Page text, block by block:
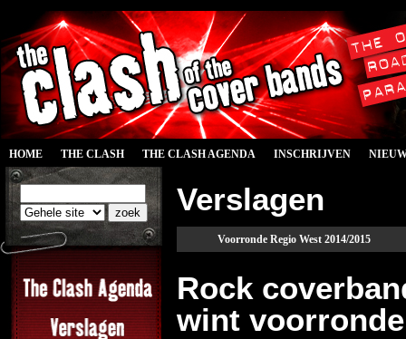
HOME THE CLASH THE CLASH AGENDA INSCHRIJVEN
Verslagen
Voorronde Regio West 2014/2015
Rock
wint